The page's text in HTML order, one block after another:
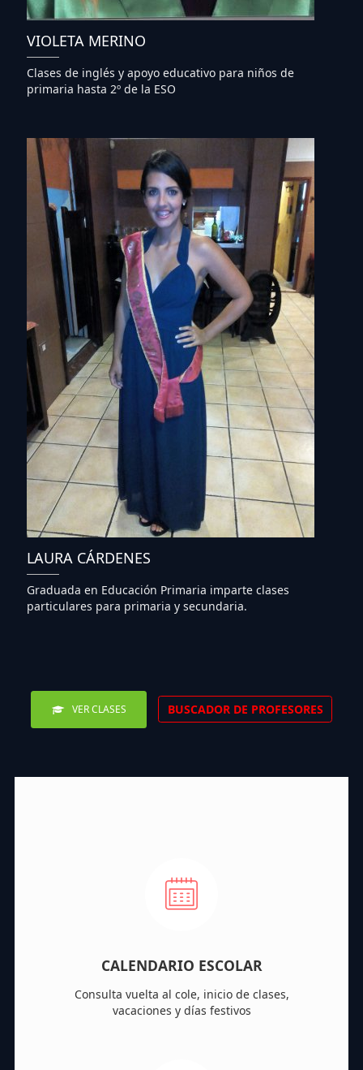
VIOLETA MERINO
Clases de inglés y apoyo educativo para niños de
primaria hasta 2º de la ESO
LAURA CÁRDENES
Graduada en Educación Primaria imparte clases
particulares para primaria y secundaria.
VER CLASES BUSCADOR DE PROFESORES
CALENDARIO ESCOLAR
Consulta vuelta al cole, inicio de clases,
vacaciones y días festivos